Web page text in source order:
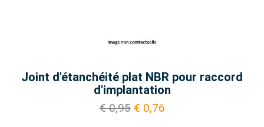
Joint d'étanchéité plat NBR pour raccord
d'implantation
€ 0,95 € 0,76